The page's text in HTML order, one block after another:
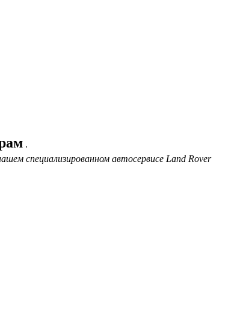
.
специализированном автосервисе Land Rover